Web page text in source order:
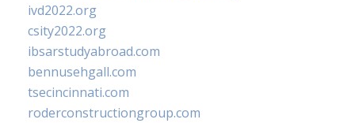
ivd2022.org
csity2022.org
ibsarstudyabroad.com
bennusehgall.com
tsecincinnati.com
roderconstructiongroup.com